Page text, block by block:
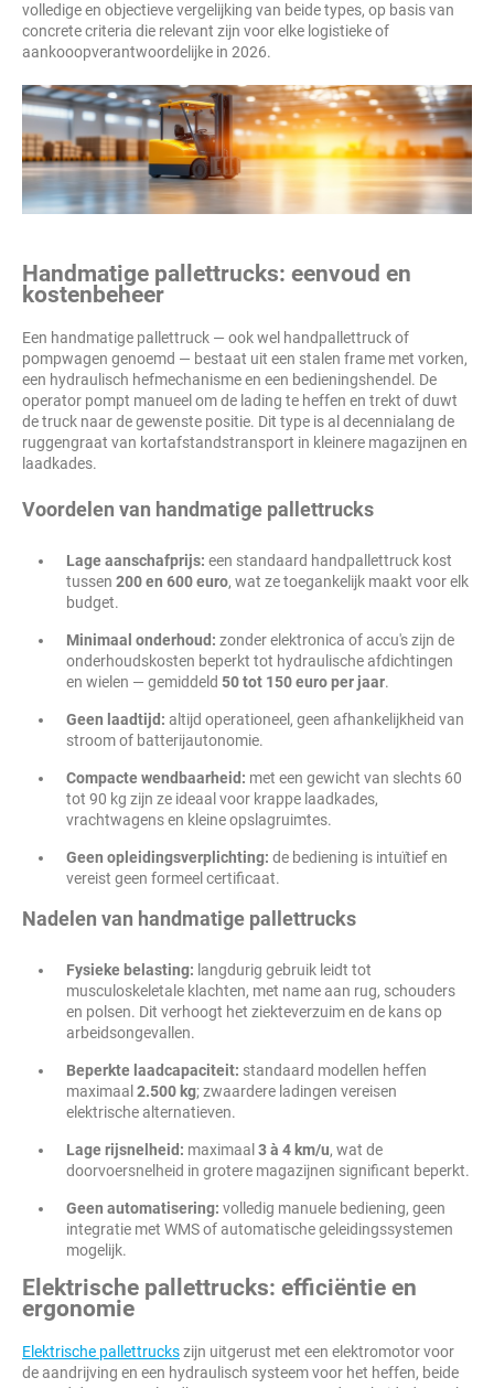
volledige en objectieve vergelijking van beide types, op basis van
concrete criteria die relevant zijn voor elke logistieke of
aankooopverantwoordelijke in 2026.
Handmatige pallettrucks: eenvoud en
kostenbeheer
Een handmatige pallettruck — ook wel handpallettruck of
pompwagen genoemd — bestaat uit een stalen frame met vorken,
een hydraulisch hefmechanisme en een bedieningshendel. De
operator pompt manueel om de lading te heffen en trekt of duwt
de truck naar de gewenste positie. Dit type is al decennialang de
ruggengraat van kortafstandstransport in kleinere magazijnen en
laadkades.
Voordelen van handmatige pallettrucks
Lage aanschafprijs: een standaard handpallettruck kost
tussen 200 en 600 euro, wat ze toegankelijk maakt voor elk
budget.
Minimaal onderhoud: zonder elektronica of accu's zijn de
onderhoudskosten beperkt tot hydraulische afdichtingen
en wielen — gemiddeld 50 tot 150 euro per jaar.
Geen laadtijd: altijd operationeel, geen afhankelijkheid van
stroom of batterijautonomie.
Compacte wendbaarheid: met een gewicht van slechts 60
tot 90 kg zijn ze ideaal voor krappe laadkades,
vrachtwagens en kleine opslagruimtes.
Geen opleidingsverplichting: de bediening is intuïtief en
vereist geen formeel certificaat.
Nadelen van handmatige pallettrucks
Fysieke belasting: langdurig gebruik leidt tot
musculoskeletale klachten, met name aan rug, schouders
en polsen. Dit verhoogt het ziekteverzuim en de kans op
arbeidsongevallen.
Beperkte laadcapaciteit: standaard modellen heffen
maximaal 2.500 kg; zwaardere ladingen vereisen
elektrische alternatieven.
Lage rijsnelheid: maximaal 3 à 4 km/u, wat de
doorvoersnelheid in grotere magazijnen significant beperkt.
Geen automatisering: volledig manuele bediening, geen
integratie met WMS of automatische geleidingssystemen
mogelijk.
Elektrische pallettrucks: efficiëntie en
ergonomie
Elektrische pallettruckszijn uitgerust met een elektromotor voor
de aandrijving en een hydraulisch systeem voor het heffen, beide